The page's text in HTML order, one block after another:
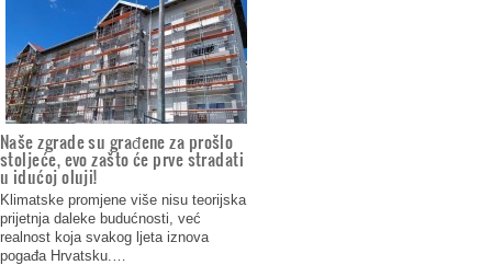
Naše zgrade su građene za prošlo
stoljeće, evo zašto će prve stradati
u idućoj oluji!
Klimatske promjene više nisu teorijska
prijetnja daleke budućnosti, već
realnost koja svakog ljeta iznova
pogađa Hrvatsku.…